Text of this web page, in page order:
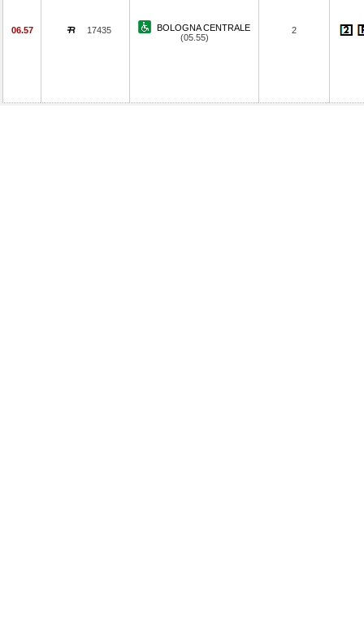
06.57 17435
BOLOGNA CENTRALE
(05.55)
2